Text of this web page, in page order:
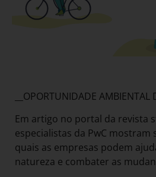
__OPORTUNIDADE AMBIENTAL
Em artigo no portal da revista
especialistas da PwC mostram
quais as empresas podem
natureza e combater as